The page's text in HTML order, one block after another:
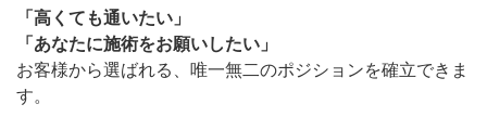
「高くても通いたい」
「あなたに施術をお願いしたい」
お客様から選ばれる、唯一無二のポジションを確立できま
す。